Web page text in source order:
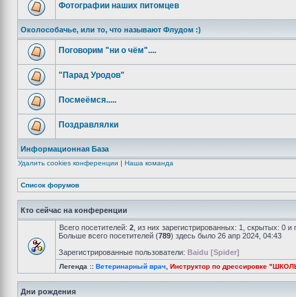
Фотографии наших питомцев
Околособачье, или то, что называют Флудом :)
Поговорим "ни о чём"....
"Парад Уродов"
Посмеёмся.....
Поздравлялки
Информационная База
Удалить cookies конференции | Наша команда
Список форумов
Кто сейчас на конференции
Всего посетителей: 2 , из них зарегистрированных: 1, скрытых: 0
Больше всего посетителей (789) здесь было 26 апр 2024, 04:43
Зарегистрированные пользователи: Baidu [Spider]
Легенда :: Ветеринарный врач Инструктор по дрессировке
Дни рождения